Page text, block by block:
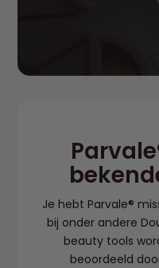
Je hebt Parvale®
bij onder andere
beauty tools
beoordeeld